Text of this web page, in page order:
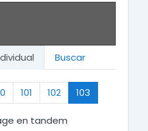
Buscar
101 102 103
en tandem